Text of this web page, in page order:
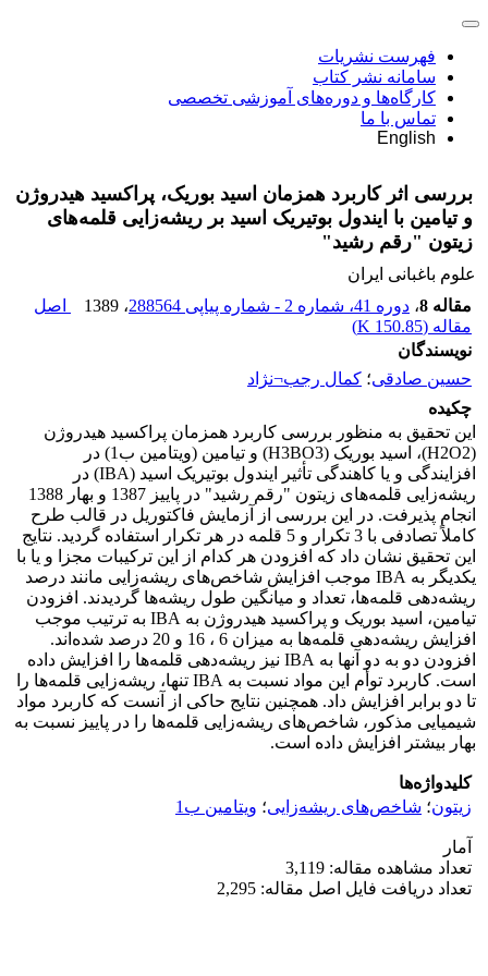
فهرست نشریات
سامانه نشر کتاب
کارگاه‌ها و دوره‌های آموزشی تخصصی
تماس با ما
English
بررسی اثر کاربرد همزمان اسید بوریک، پراکسید هیدروژن
و تیامین با ایندول بوتیریک اسید بر ریشه‌زایی قلمه‌های
زیتون "رقم رشید"
علوم باغبانی ایران
مقاله 8
، دوره 41، شماره 2 - شماره پیاپی 288564 ، 1389
اصل
مقاله (150.85 K
)
نویسندگان
حسین صادقی؛ کمال رجب¬نژاد
چکیده
این تحقیق به منظور بررسی کاربرد همزمان پراکسید هیدروژن
(H2O2)، اسید بوریک (H3BO3) و تیامین (ویتامین ب‌1) در
افزایندگی و یا کاهندگی تأثیر ایندول بوتیریک اسید (IBA) در
ریشه‌زایی قلمه‌های زیتون "رقم رشید" در پاییز 1387 و بهار 1388
انجام پذیرفت. در این بررسی از آزمایش فاکتوریل در قالب طرح
کاملاً تصادفی با 3 تکرار و 5 قلمه در هر تکرار استفاده گردید. نتایج
این تحقیق نشان داد که افزودن هر کدام از این ترکیبات مجزا و یا با
یکدیگر به IBA موجب افزایش شاخص‌های ریشه‌زایی مانند درصد
ریشه‌دهی قلمه‌ها، تعداد و میانگین طول ریشه‌ها گردیدند. افزودن
تیامین، اسید بوریک و پراکسید هیدروژن به IBA به ترتیب موجب
افزایش ریشه‌دهی قلمه‌ها به میزان 6 ، 16 و 20 درصد شده‌اند.
افزودن دو به دو آنها به IBA نیز ریشه‌دهی قلمه‌ها را افزایش داده
است. کاربرد توأم این مواد نسبت به IBA تنها، ریشه‌زایی قلمه‌ها را
تا دو برابر افزایش داد. همچنین نتایج حاکی از آنست که کاربرد مواد
شیمیایی مذکور، شاخص‌های ریشه‌زایی قلمه‌ها را در پاییز نسبت به
بهار بیشتر افزایش داده است.
کلیدواژه‌ها
زیتون؛ شاخص‌های ریشه‌زایی؛ ویتامین ب‌1
آمار
تعداد مشاهده مقاله: 3,119
تعداد دریافت فایل اصل مقاله: 2,295